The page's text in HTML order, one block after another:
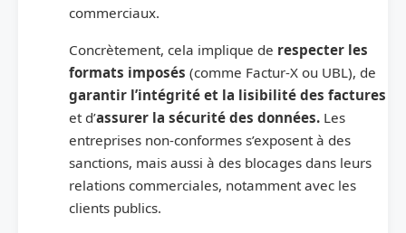
commerciaux.
Concrètement, cela implique de respecter les
formats imposés (comme Factur-X ou UBL), de
garantir l’intégrité et la lisibilité des factures
et d’assurer la sécurité des données. Les
entreprises non-conformes s’exposent à des
sanctions, mais aussi à des blocages dans leurs
relations commerciales, notamment avec les
clients publics.